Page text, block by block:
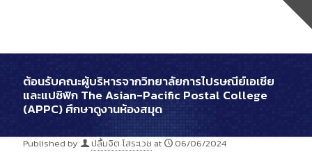
ต้อนรับคณะผู้บริหารจากวิทยาลัยการไปรษณีย์เอเชีย
และแปซิฟิก The Asian-Pacific Postal College
(APPC) ศึกษาดูงานห้องสมุด
Published by ปลื้มจิต โสระเวช at 06/06/2024